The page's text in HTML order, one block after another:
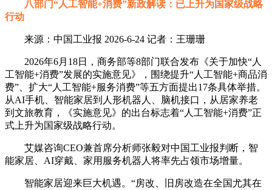
八部门“人工智能+消费”新政解读：已上升为国家级战略
行动
来源：中国工业报 2026-6-24 记者：王珊珊
2026年6月18日，商务部等8部门联合发布《关于加快“人
工智能+消费”发展的实施意见》，围绕提升“人工智能+商品消
费”、扩大“人工智能+服务消费”等五方面提出17条具体举措。
从AI手机、智能家居到人形机器人、脑机接口，从居家养老
到文旅教育，《实施意见》的出台标志着“人工智能+消费”正
式上升为国家级战略行动。
艾媒咨询CEO兼首席分析师张毅对中国工业报判断，智
能家居、AI穿戴、家用服务机器人将率先占领市场增量。
智能家居迎来巨大机遇。“房改、旧房改造在全国尤其在